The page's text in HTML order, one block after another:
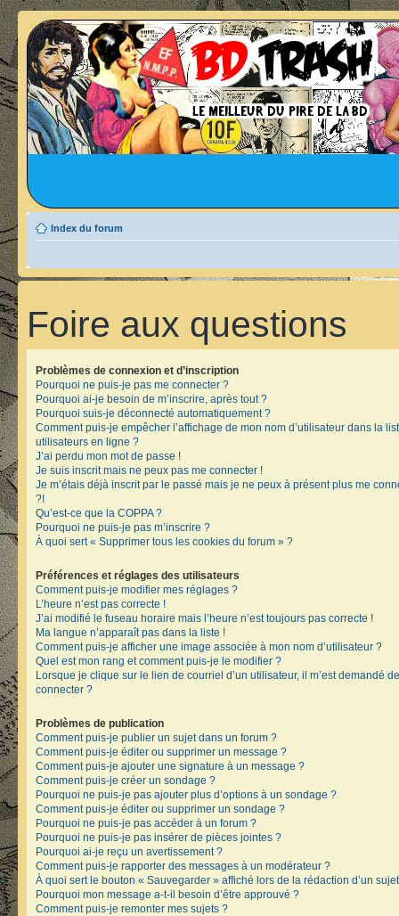
Index du forum
Foire aux questions
Problèmes de connexion et d’inscription
Pourquoi ne puis-je pas me connecter ?
Pourquoi ai-je besoin de m’inscrire, après tout ?
Pourquoi suis-je déconnecté automatiquement ?
Comment puis-je empêcher l’affichage de mon nom d’utilisateur dans la
utilisateurs en ligne ?
J’ai perdu mon mot de passe !
Je suis inscrit mais ne peux pas me connecter !
Je m’étais déjà inscrit par le passé mais je ne peux à présent plus me
?!
Qu’est-ce que la COPPA ?
Pourquoi ne puis-je pas m’inscrire ?
À quoi sert « Supprimer tous les cookies du forum » ?
Préférences et réglages des utilisateurs
Comment puis-je modifier mes réglages ?
L’heure n’est pas correcte !
J’ai modifié le fuseau horaire mais l’heure n’est toujours pas correcte !
Ma langue n’apparaît pas dans la liste !
Comment puis-je afficher une image associée à mon nom d’utilisateur ?
Quel est mon rang et comment puis-je le modifier ?
Lorsque je clique sur le lien de courriel d’un utilisateur, il m’est demandé
connecter ?
Problèmes de publication
Comment puis-je publier un sujet dans un forum ?
Comment puis-je éditer ou supprimer un message ?
Comment puis-je ajouter une signature à un message ?
Comment puis-je créer un sondage ?
Pourquoi ne puis-je pas ajouter plus d’options à un sondage ?
Comment puis-je éditer ou supprimer un sondage ?
Pourquoi ne puis-je pas accéder à un forum ?
Pourquoi ne puis-je pas insérer de pièces jointes ?
Pourquoi ai-je reçu un avertissement ?
Comment puis-je rapporter des messages à un modérateur ?
À quoi sert le bouton « Sauvegarder » affiché lors de la rédaction d’un
Pourquoi mon message a-t-il besoin d’être approuvé ?
Comment puis-je remonter mes sujets ?